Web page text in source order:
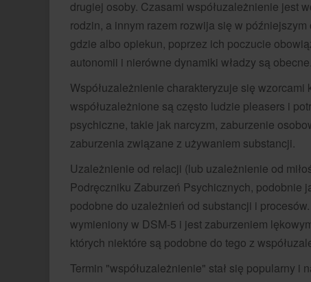
drugiej osoby. Czasami współuzależnienie jest
rodzin, a innym razem rozwija się w
gdzie albo opiekun, poprzez ich poczucie
autonomii i nierówne dynamiki władzy są obecne.
Współuzależnienie charakteryzuje się
współuzależnione są często ludzie pleasers i
psychiczne, takie jak narcyzm, zaburzenie
zaburzenia związane z używaniem substancji.
Uzależnienie od relacji (lub uzależnienie od
Podręczniku Zaburzeń Psychicznych, podobnie
podobne do uzależnień od substancji i
wymieniony w DSM-5 i jest zaburzeniem
których niektóre są podobne do tego z
Termin "współuzależnienie" stał się popularny i